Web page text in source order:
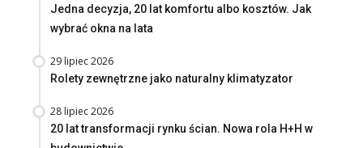
Jedna decyzja, 20 lat komfortu albo kosztów. Jak
wybrać okna na lata
29 lipiec 2026
Rolety zewnętrzne jako naturalny klimatyzator
28 lipiec 2026
20 lat transformacji rynku ścian. Nowa rola H+H w